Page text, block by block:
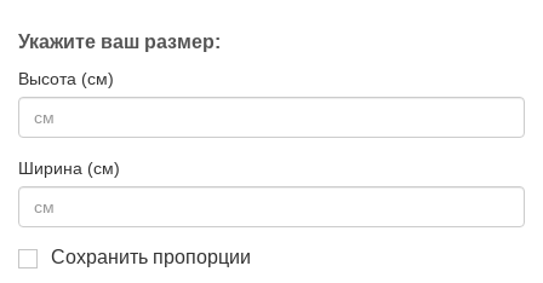
Укажите ваш размер:
Высота (см)
Ширина (см)
Сохранить пропорции